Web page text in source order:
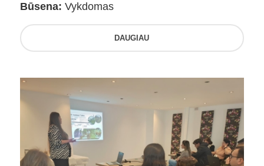
Būsena: Vykdomas
DAUGIAU